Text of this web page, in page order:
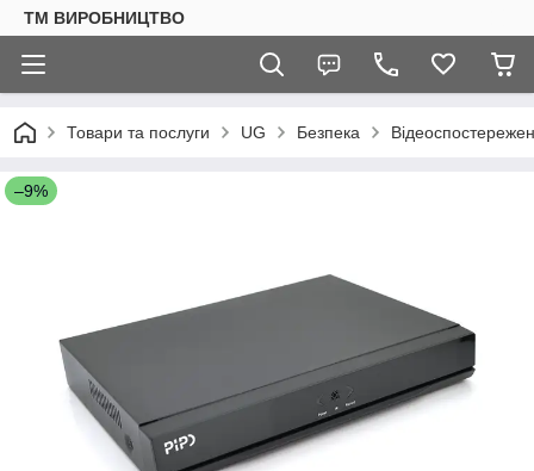
ТМ ВИРОБНИЦТВО
Товари та послуги UG Безпека
–9%